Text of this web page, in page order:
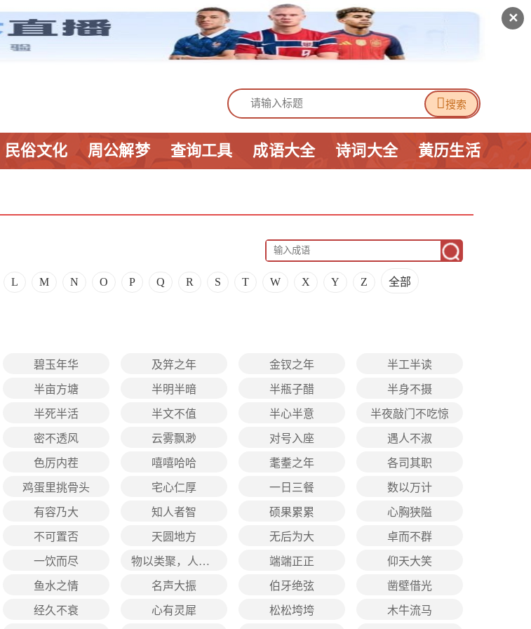
✕
搜索
民俗文化 周公解梦 查询工具 成语大全 诗词大全 黄历生活
L M N O P Q R S T W X Y Z 全部
碧玉年华 及笄之年 金钗之年 半工半读
半亩方塘 半明半暗 半瓶子醋 半身不摄
半死半活 半文不值 半心半意 半夜敲门不吃惊
密不透风 云雾飘渺 对号入座 遇人不淑
色厉内茬 嘻嘻哈哈 耄耋之年 各司其职
鸡蛋里挑骨头 宅心仁厚 一日三餐 数以万计
有容乃大 知人者智 硕果累累 心胸狭隘
不可置否 天圆地方 无后为大 卓而不群
一饮而尽 物以类聚，人以群分 端端正正 仰天大笑
鱼水之情 名声大振 伯牙绝弦 凿壁借光
经久不衰 心有灵犀 松松垮垮 木牛流马